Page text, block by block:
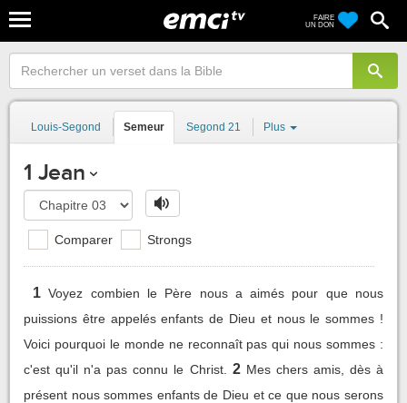
FAIRE
UN DON
Louis-Segond Semeur Segond 21 Plus
1 Jean
Comparer Strongs
1 Voyez combien le Père nous a aimés pour que nous
puissions être appelés enfants de Dieu et nous le sommes !
Voici pourquoi le monde ne reconnaît pas qui nous sommes :
c'est qu'il n'a pas connu le Christ.
2 Mes chers amis, dès à
présent nous sommes enfants de Dieu et ce que nous serons